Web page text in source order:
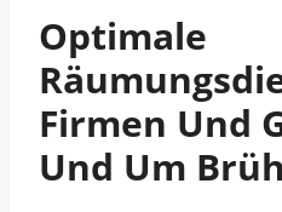
Optimale
Firmen Und
Und Um